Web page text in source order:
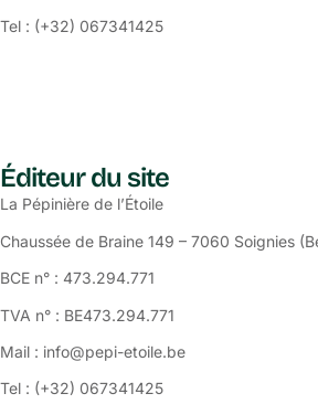
Tel : (+32) 067341425
Éditeur du site
La Pépinière de l’Étoile
Chaussée de Braine 149 – 7060 Soignies
BCE n° : 473.294.771
TVA n° : BE473.294.771
Mail : info@pepi-etoile.be
Tel : (+32) 067341425